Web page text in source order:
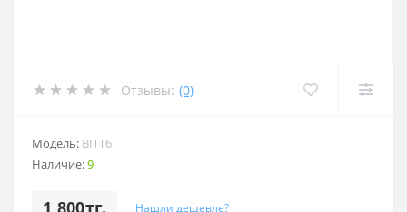
Отзывы: (0)
Модель: BITT6
Наличие:9
1 800тг. Нашли дешевле?